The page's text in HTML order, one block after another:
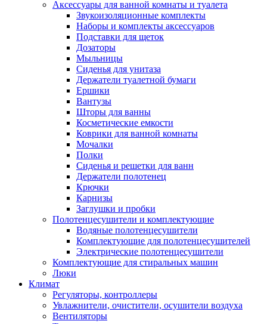
Аксессуары для ванной комнаты и туалета
Звукоизоляционные комплекты
Наборы и комплекты аксессуаров
Подставки для щеток
Дозаторы
Мыльницы
Сиденья для унитаза
Держатели туалетной бумаги
Ершики
Вантузы
Шторы для ванны
Косметические емкости
Коврики для ванной комнаты
Мочалки
Полки
Сиденья и решетки для ванн
Держатели полотенец
Крючки
Карнизы
Заглушки и пробки
Полотенцесушители и комплектующие
Водяные полотенцесушители
Комплектующие для полотенцесушителей
Электрические полотенцесушители
Комплектующие для стиральных машин
Люки
Климат
Регуляторы, контроллеры
Увлажнители, очистители, осушители воздуха
Вентиляторы